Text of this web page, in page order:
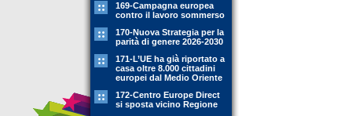
169-Campagna europea
contro il lavoro sommerso
170-Nuova Strategia per la
parità di genere 2026-2030
171-L’UE ha già riportato a
casa oltre 8.000 cittadini
europei dal Medio Oriente
172-Centro Europe Direct
si sposta vicino Regione